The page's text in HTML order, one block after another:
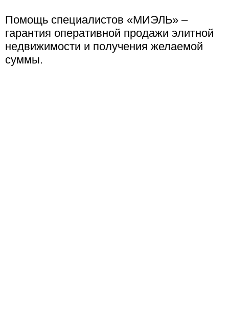
Помощь специалистов «МИЭЛЬ» –
гарантия оперативной продажи элитной
недвижимости и получения желаемой
суммы.